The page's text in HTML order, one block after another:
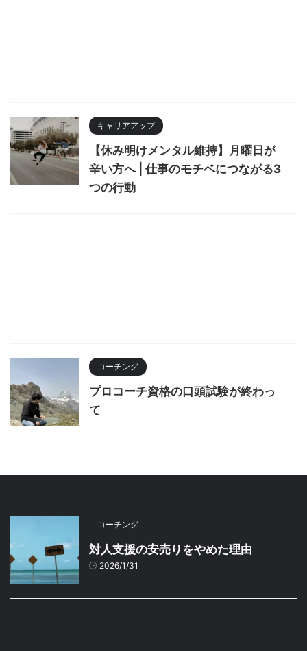
キャリアアップ
【休み明けメンタル維持】月曜日が
辛い方へ | 仕事のモチベにつながる3
つの行動
コーチング
プロコーチ資格の口頭試験が終わっ
て
コーチング
対人支援の安売りをやめた理由
2026/1/31